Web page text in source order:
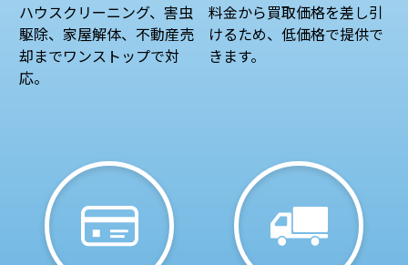
ハウスクリーニング、害虫
駆除、家屋解体、不動産売
却までワンストップで対
応。
料金から買取価格を差し引
けるため、低価格で提供で
きます。